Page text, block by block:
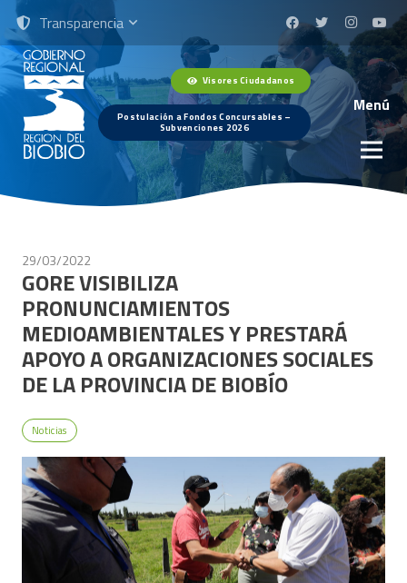
Transparencia
Visores Ciudadanos
Postulación a Fondos Concursables –
Subvenciones 2026
Menú
29/03/2022
GORE VISIBILIZA
PRONUNCIAMIENTOS
MEDIOAMBIENTALES Y PRESTARÁ
APOYO A ORGANIZACIONES SOCIALES
DE LA PROVINCIA DE BIOBÍO
Noticias